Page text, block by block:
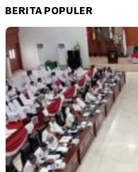
BERITA POPULER